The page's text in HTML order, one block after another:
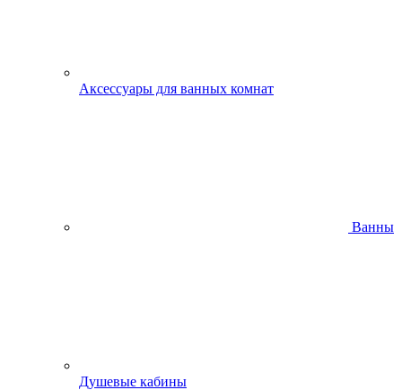
Аксессуары для ванных комнат
Ванны
Душевые кабины